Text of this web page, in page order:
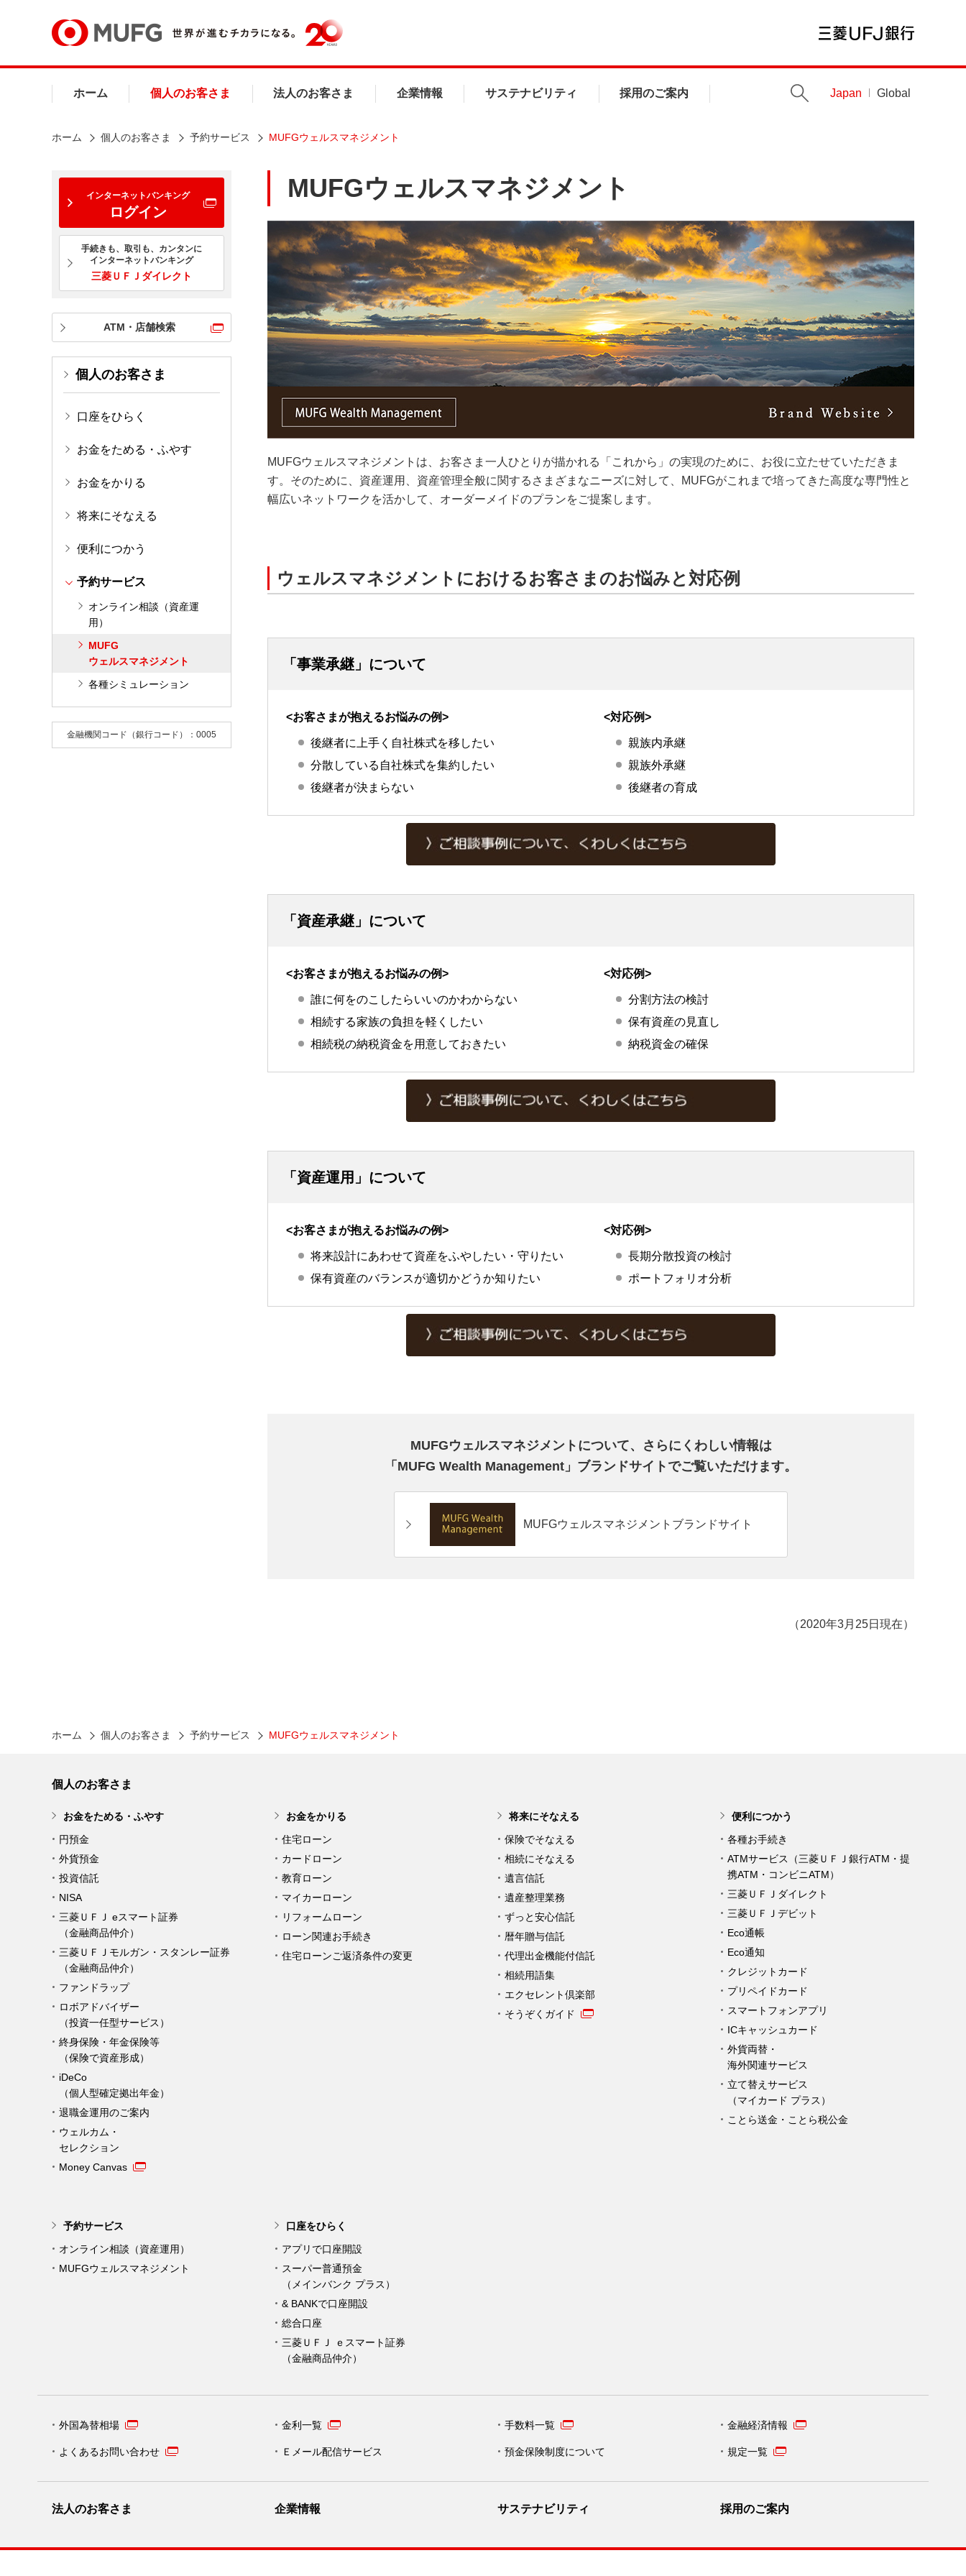
ホーム 個人のお客さま 法人のお客さま 企業情報 サステナビリティ 採用のご案内 Japan Global
ホーム 個人のお客さま 予約サービス MUFGウェルスマネジメント
インターネットバンキング
ログイン
手続きも、取引も、カンタンに
インターネットバンキング
三菱ＵＦＪダイレクト
ATM・店舗検索
個人のお客さま
口座をひらく
お金をためる・ふやす
お金をかりる
将来にそなえる
便利につかう
予約サービス
オンライン相談（資産運
用）
MUFG
ウェルスマネジメント
各種シミュレーション
金融機関コード（銀行コード）：0005
MUFGウェルスマネジメント
MUFGウェルスマネジメントは、お客さま一人ひとりが描かれる「これから」の実現のために、お役に立たせていただきま
す。そのために、資産運用、資産管理全般に関するさまざまなニーズに対して、MUFGがこれまで培ってきた高度な専門性と
幅広いネットワークを活かして、オーダーメイドのプランをご提案します。
ウェルスマネジメントにおけるお客さまのお悩みと対応例
「事業承継」について
<お客さまが抱えるお悩みの例>
後継者に上手く自社株式を移したい
分散している自社株式を集約したい
後継者が決まらない
<対応例>
親族内承継
親族外承継
後継者の育成
「資産承継」について
<お客さまが抱えるお悩みの例>
誰に何をのこしたらいいのかわからない
相続する家族の負担を軽くしたい
相続税の納税資金を用意しておきたい
<対応例>
分割方法の検討
保有資産の見直し
納税資金の確保
「資産運用」について
<お客さまが抱えるお悩みの例>
将来設計にあわせて資産をふやしたい・守りたい
保有資産のバランスが適切かどうか知りたい
<対応例>
長期分散投資の検討
ポートフォリオ分析
MUFGウェルスマネジメントについて、さらにくわしい情報は
「MUFG Wealth Management」ブランドサイトでご覧いただけます。
MUFGウェルスマネジメントブランドサイト
（2020年3月25日現在）
ホーム 個人のお客さま 予約サービス MUFGウェルスマネジメント
個人のお客さま
お金をためる・ふやす
円預金
外貨預金
投資信託
NISA
三菱ＵＦＪ eスマート証券
（金融商品仲介）
三菱ＵＦＪモルガン・スタンレー証券
（金融商品仲介）
ファンドラップ
ロボアドバイザー
（投資一任型サービス）
終身保険・年金保険等
（保険で資産形成）
iDeCo
（個人型確定拠出年金）
退職金運用のご案内
ウェルカム・
セレクション
Money Canvas
お金をかりる
住宅ローン
カードローン
教育ローン
マイカーローン
リフォームローン
ローン関連お手続き
住宅ローンご返済条件の変更
将来にそなえる
保険でそなえる
相続にそなえる
遺言信託
遺産整理業務
ずっと安心信託
暦年贈与信託
代理出金機能付信託
相続用語集
エクセレント倶楽部
そうぞくガイド
便利につかう
各種お手続き
ATMサービス（三菱ＵＦＪ銀行ATM・提
携ATM・コンビニATM）
三菱ＵＦＪダイレクト
三菱ＵＦＪデビット
Eco通帳
Eco通知
クレジットカード
プリペイドカード
スマートフォンアプリ
ICキャッシュカード
外貨両替・
海外関連サービス
立て替えサービス
（マイカード プラス）
ことら送金・ことら税公金
予約サービス
オンライン相談（資産運用）
MUFGウェルスマネジメント
口座をひらく
アプリで口座開設
スーパー普通預金
（メインバンク プラス）
& BANKで口座開設
総合口座
三菱ＵＦＪ ｅスマート証券
（金融商品仲介）
外国為替相場 金利一覧 手数料一覧 金融経済情報
よくあるお問い合わせ Ｅメール配信サービス 預金保険制度について 規定一覧
法人のお客さま 企業情報 サステナビリティ 採用のご案内